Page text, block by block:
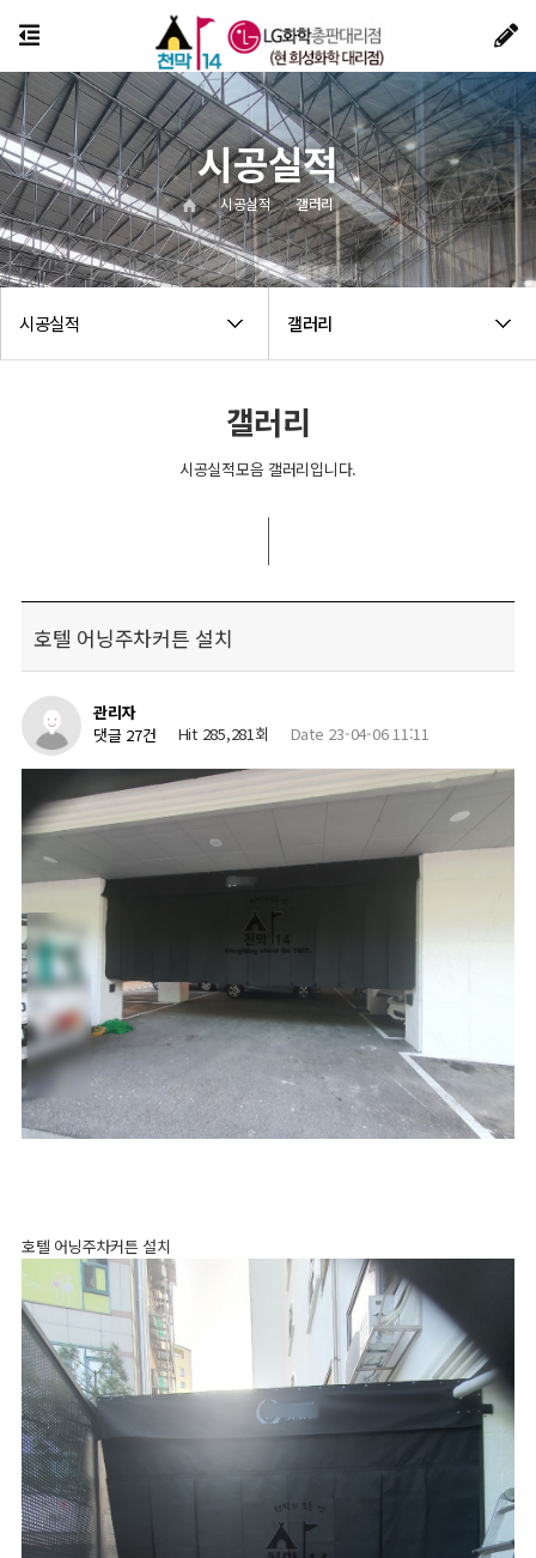
시공실적 갤러리
시공실적 갤러리
시공실적
갤러리
시공실적모음 갤러리입니다.
호텔 어닝주차커튼 설치
관리자
댓글 27건
Hit 285,281회 Date 23-04-06 11:11
호텔 어닝주차커튼 설치